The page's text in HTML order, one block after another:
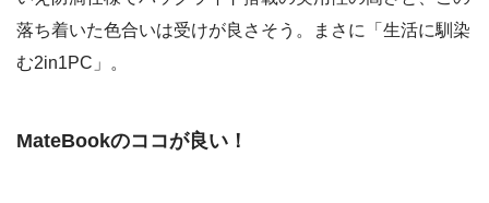
落ち着いた色合いは受けが良さそう。まさに「生活に馴染
む2in1PC」。
MateBookのココが良い！